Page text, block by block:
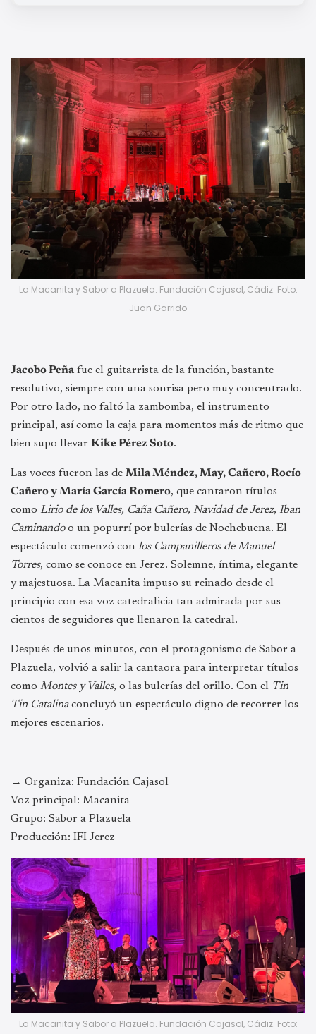
La Macanita y Sabor a Plazuela. Fundación Cajasol, Cádiz. Foto:
Juan Garrido
Jacobo Peña fue el guitarrista de la función, bastante
resolutivo, siempre con una sonrisa pero muy concentrado.
Por otro lado, no faltó la zambomba, el instrumento
principal, así como la caja para momentos más de ritmo que
bien supo llevar Kike Pérez Soto.
Las voces fueron las de Mila Méndez, May, Cañero, Rocío
Cañero y María García Romero, que cantaron títulos
como Lirio de los Valles, Caña Cañero, Navidad de Jerez, Iban
Caminandoo un popurrí por bulerías de Nochebuena. El
espectáculo comenzó con los Campanilleros de Manuel
Torres, como se conoce en Jerez. Solemne, íntima, elegante
y majestuosa. La Macanita impuso su reinado desde el
principio con esa voz catedralicia tan admirada por sus
cientos de seguidores que llenaron la catedral.
Después de unos minutos, con el protagonismo de Sabor a
Plazuela, volvió a salir la cantaora para interpretar títulos
como Montes y Valles, o las bulerías del orillo. Con el Tin
Tin Catalinaconcluyó un espectáculo digno de recorrer los
mejores escenarios.
→ Organiza: Fundación Cajasol
Voz principal: Macanita
Grupo: Sabor a Plazuela
Producción: IFI Jerez
La Macanita y Sabor a Plazuela. Fundación Cajasol, Cádiz. Foto: